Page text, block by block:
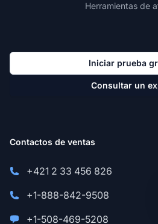
Herramientas de
Iniciar prueba
Consultar un
Contactos de ventas
+421 2 33 456 826
+1-888-842-9508
+1-508-469-5208